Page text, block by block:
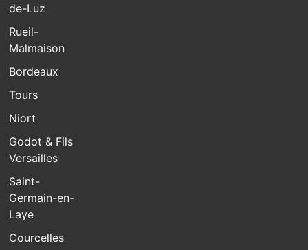
de-Luz
Rueil-
Malmaison
Bordeaux
Tours
Niort
Godot & Fils
Versailles
Saint-
Germain-en-
Laye
Courcelles